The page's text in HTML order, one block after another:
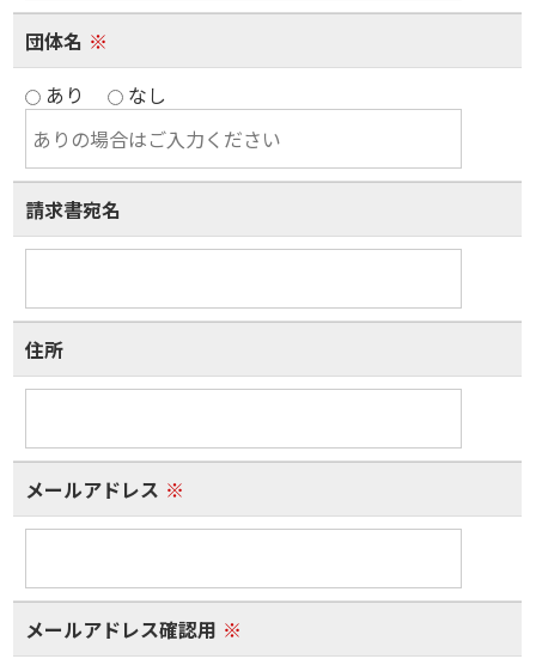
団体名 ※
あり
なし
請求書宛名
住所
メールアドレス ※
メールアドレス確認用 ※